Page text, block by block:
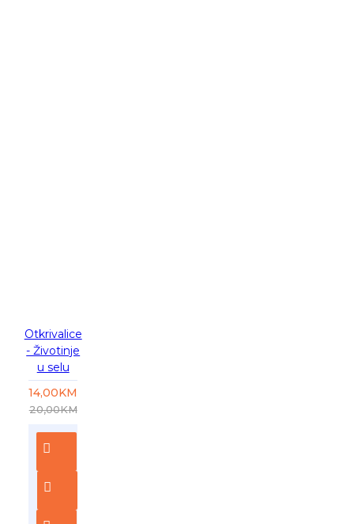
Otkrivalice
- Životinje
u selu
14,00KM
20,00KM